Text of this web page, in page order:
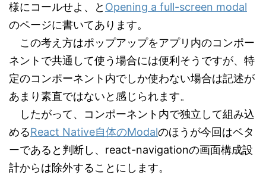
様にコールせよ、と Opening a full-screen modal
のページに書いてあります。
この考え方はポップアップをアプリ内のコンポー
ネントで共通して使う場合には便利そうですが、特
定のコンポーネント内でしか使わない場合は記述が
あまり素直ではないと感じられます。
したがって、コンポーネント内で独立して組み込
めるReact Native自体のModalのほうが今回はベタ
ーであると判断し、react-navigationの画面構成設
計からは除外することにします。